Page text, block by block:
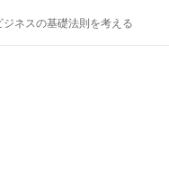
ジネスの基礎法則を考える